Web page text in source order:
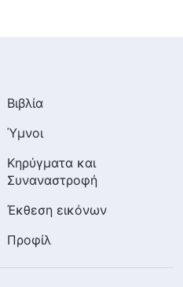
Βιβλία
Ύμνοι
Κηρύγματα και
Συναναστροφή
Έκθεση εικόνων
Προφίλ